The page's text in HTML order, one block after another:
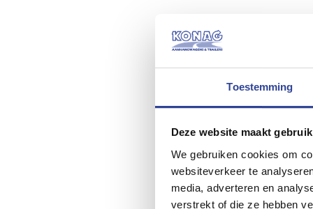
Toestemming
Deze website maakt
We gebruiken cookies om
websiteverkeer te
media, adverteren en
verstrekt of die ze hebben